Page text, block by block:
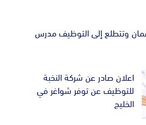
وتتطلع إلى التوظيف مدرس
اعلان صادر عن شركة النخبة
للتوظيف عن توفر شواغر في
الخليج